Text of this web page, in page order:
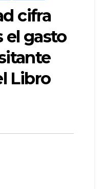
cifra
el gasto
Libro